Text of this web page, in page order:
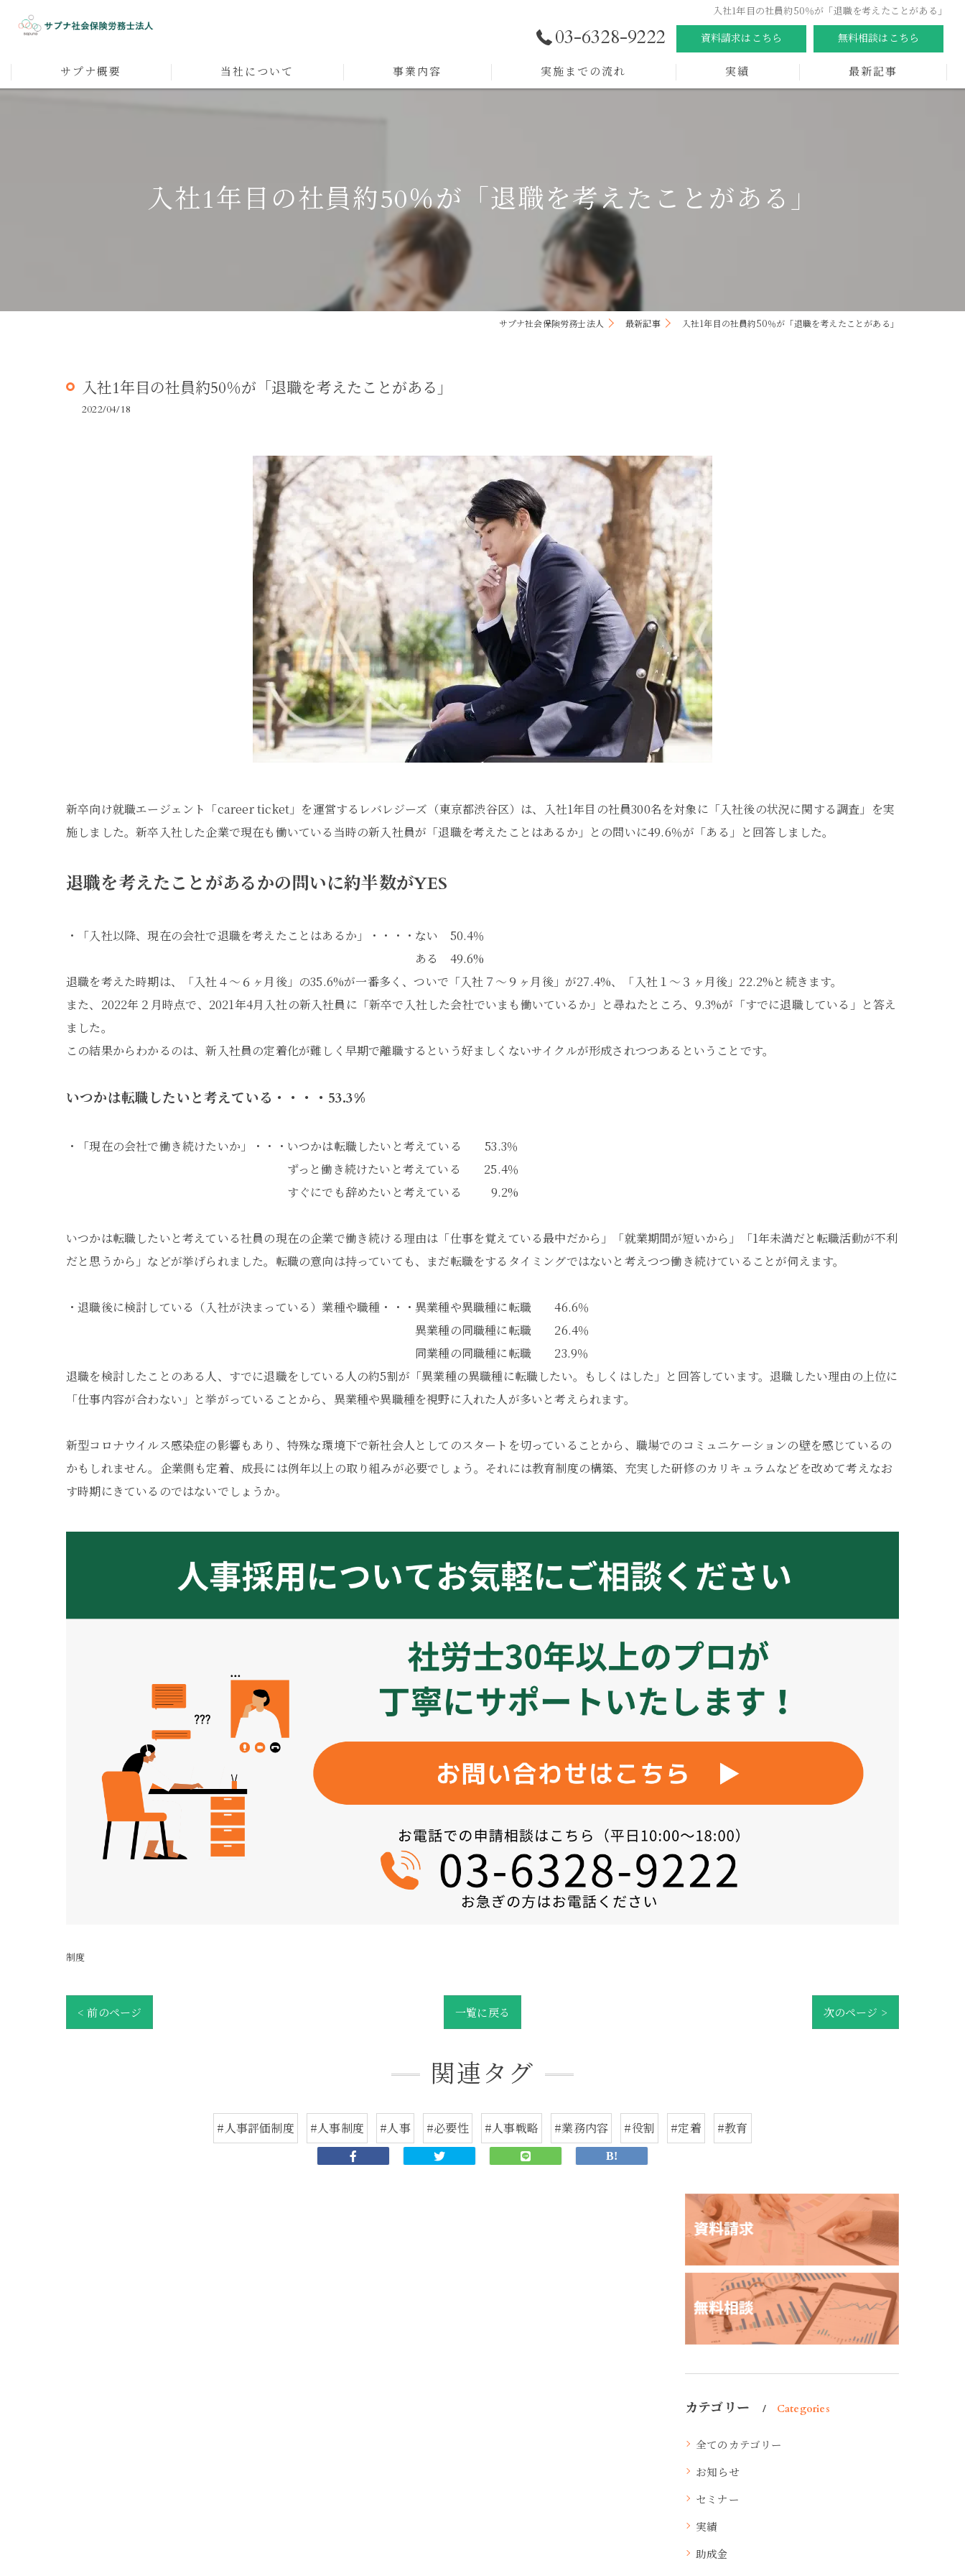
入社1年目の社員約50％が「退職を考えたことがある」
03-6328-9222 資料請求はこちら 無料相談はこちら
サプナ概要 当社について
人事企画
事業内容
採用戦略
人事制度構築
人材育成
組織開発
実施までの流れ 実績 最新記事
入社1年目の社員約50％が「退職を考えたことがある」
サプナ社会保険労務士法人 最新記事 入社1年目の社員約50％が「退職を考えたことがある」
入社1年目の社員約50％が「退職を考えたことがある」
2022/04/18
新卒向け就職エージェント「career ticket」を運営するレバレジーズ（東京都渋谷区）は、入社1年目の社員300名を対象に「入社後の状況に関する調査」を実
施しました。新卒入社した企業で現在も働いている当時の新入社員が「退職を考えたことはあるか」との問いに49.6％が「ある」と回答しました。
退職を考えたことがあるかの問いに約半数がYES
・「入社以降、現在の会社で退職を考えたことはあるか」・・・・ない 50.4％
ある 49.6%
退職を考えた時期は、「入社４～６ヶ月後」の35.6%が一番多く、ついで「入社７～９ヶ月後」が27.4%、「入社１～３ヶ月後」22.2%と続きます。
また、2022年２月時点で、2021年4月入社の新入社員に「新卒で入社した会社でいまも働いているか」と尋ねたところ、9.3%が「すでに退職している」と答え
ました。
この結果からわかるのは、新入社員の定着化が難しく早期で離職するという好ましくないサイクルが形成されつつあるということです。
いつかは転職したいと考えている・・・・53.3%
・「現在の会社で働き続けたいか」・・・いつかは転職したいと考えている 53.3％
ずっと働き続けたいと考えている 25.4％
すぐにでも辞めたいと考えている 9.2%
いつかは転職したいと考えている社員の現在の企業で働き続ける理由は「仕事を覚えている最中だから」「就業期間が短いから」「1年未満だと転職活動が不利
だと思うから」などが挙げられました。転職の意向は持っていても、まだ転職をするタイミングではないと考えつつ働き続けていることが伺えます。
・退職後に検討している（入社が決まっている）業種や職種・・・異業種や異職種に転職 46.6％
異業種の同職種に転職 26.4％
同業種の同職種に転職 23.9％
退職を検討したことのある人、すでに退職をしている人の約5割が「異業種の異職種に転職したい。もしくはした」と回答しています。退職したい理由の上位に
「仕事内容が合わない」と挙がっていることから、異業種や異職種を視野に入れた人が多いと考えられます。
新型コロナウイルス感染症の影響もあり、特殊な環境下で新社会人としてのスタートを切っていることから、職場でのコミュニケーションの壁を感じているの
かもしれません。企業側も定着、成長には例年以上の取り組みが必要でしょう。それには教育制度の構築、充実した研修のカリキュラムなどを改めて考えなお
す時期にきているのではないでしょうか。
制度
< 前のページ 一覧に戻る 次のページ >
関連タグ
#人事評価制度 #人事制度 #人事 #必要性 #人事戦略 #業務内容 #役割 #定着 #教育
カテゴリー Categories
全てのカテゴリー
お知らせ
セミナー
実績
助成金